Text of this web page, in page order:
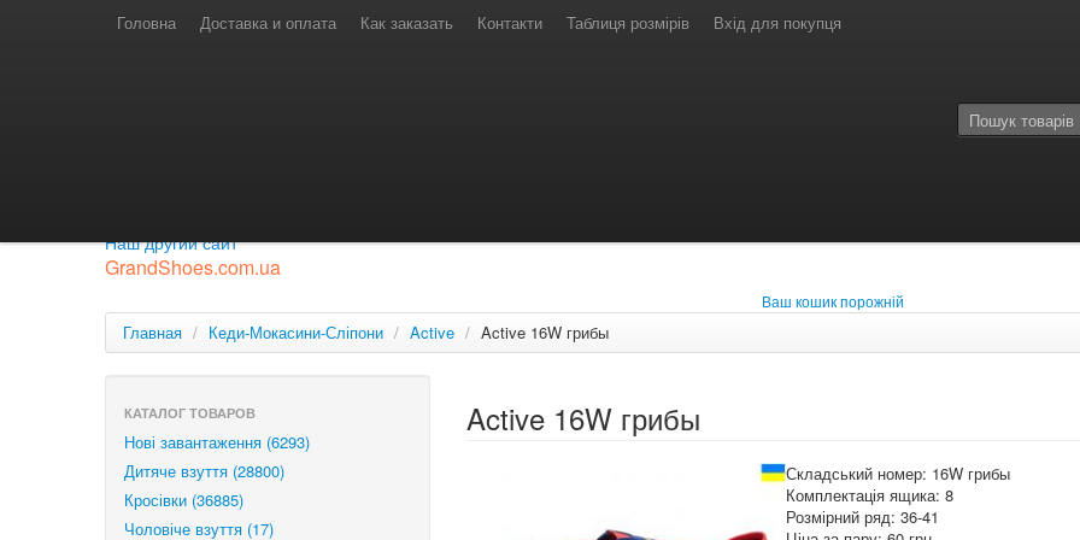
Головна Доставка и оплата Как заказать Контакти Таблиця розмірів Вхід для покупця
Лайф: (063) 527-76-88 МТС: (050) 967-41-33
Наш другий сайт
GrandShoes.com.ua
Ваш кошик порожній
Главная / Кеди-Мокасини-Сліпони / Active / Active 16W грибы
КАТАЛОГ ТОВАРОВ
Нові завантаження (6293)
Дитяче взуття (28800)
Кросівки (36885)
Чоловіче взуття (17)
Active 16W грибы
Складський номер: 16W грибы
Комплектація ящика: 8
Розмірний ряд: 36-41